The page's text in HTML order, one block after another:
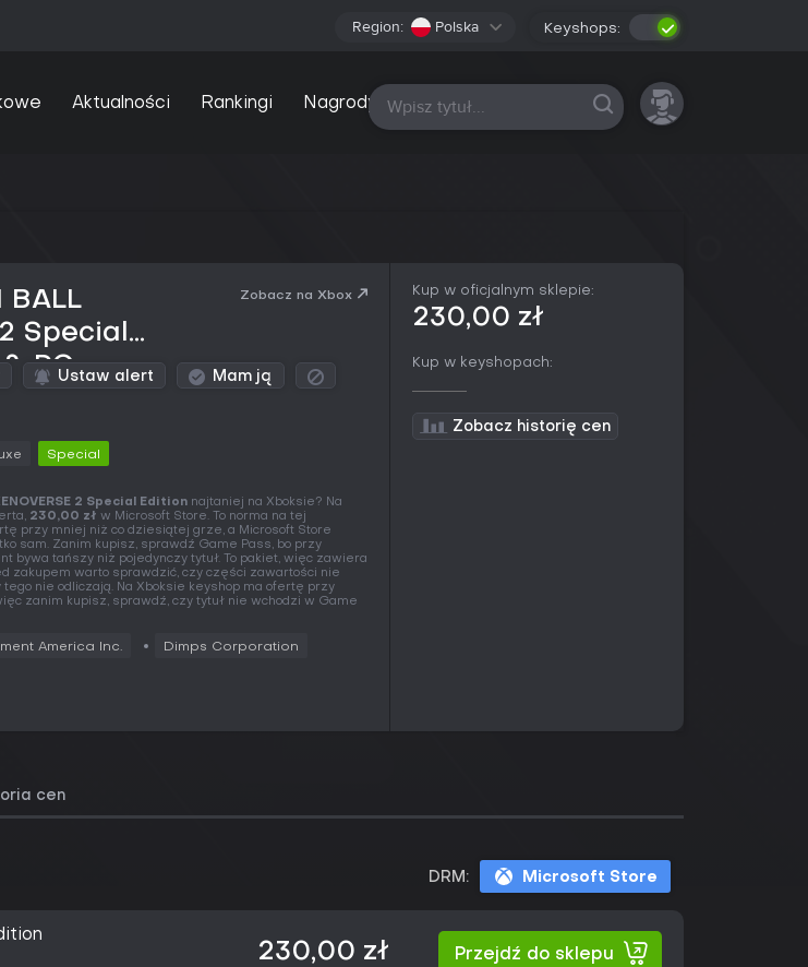
Region: Polska Keyshops:
Aktualności Rankingi Nagrody Wszystkie platformy
BALL
Special
PC
Zobacz na Xbox
Ustaw alert Mam ją
Special
2 Special Edition najtaniej na Xboksie? Na
230,00 zł w Microsoft Store. To norma na tej
przy mniej niż co dziesiątej grze, a Microsoft Store
sam. Zanim kupisz, sprawdź Game Pass, bo przy
bywa tańszy niż pojedynczy tytuł. To pakiet, więc zawiera
zakupem warto sprawdzić, czy części zawartości nie
tego nie odliczają. Na Xboksie keyshop ma ofertę przy
zanim kupisz, sprawdź, czy tytuł nie wchodzi w Game
America Inc. Dimps Corporation
Kup w oficjalnym sklepie:
230,00 zł
Kup w keyshopach:
Zobacz historię cen
cen
DRM: Microsoft Store
230,00 zł Przejdź do sklepu